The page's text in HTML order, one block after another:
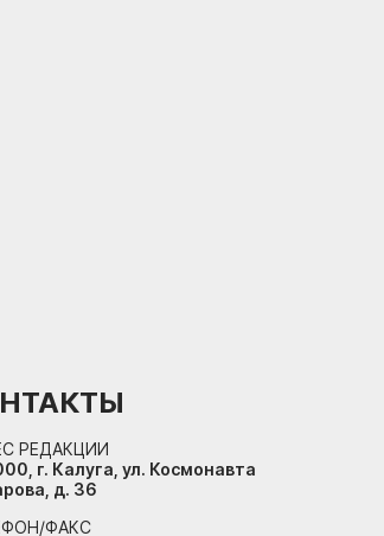
РЕДАКЦИИ
г. Калуга, ул. Космонавта
д. 36
ФАКС